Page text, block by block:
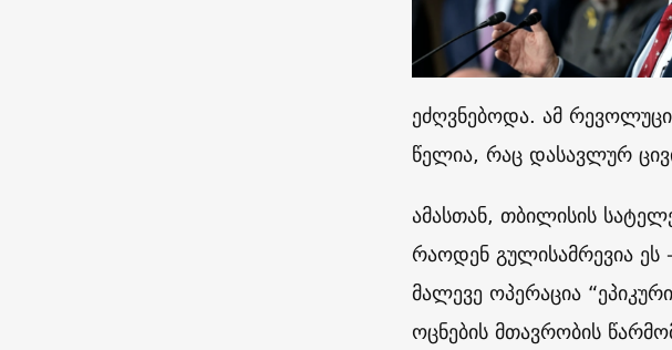
ეძღვნებოდა. ამ
წელია, რაც დასავლურ
ამასთან, თბილისის
რაოდენ გულისამრევია
მალევე ოპერაცია
ოცნების მთავრობის